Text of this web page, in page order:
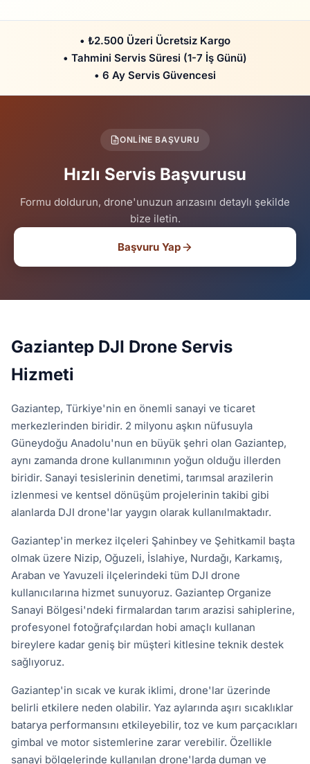
• ₺2.500 Üzeri Ücretsiz Kargo
• Tahmini Servis Süresi (1-7 İş Günü)
• 6 Ay Servis Güvencesi
ONLINE BAŞVURU
Hızlı Servis Başvurusu
Formu doldurun, drone'unuzun arızasını detaylı şekilde
bize iletin.
Başvuru Yap
Gaziantep DJI Drone Servis
Hizmeti
Gaziantep, Türkiye'nin en önemli sanayi ve ticaret
merkezlerinden biridir. 2 milyonu aşkın nüfusuyla
Güneydoğu Anadolu'nun en büyük şehri olan Gaziantep,
aynı zamanda drone kullanımının yoğun olduğu illerden
biridir. Sanayi tesislerinin denetimi, tarımsal arazilerin
izlenmesi ve kentsel dönüşüm projelerinin takibi gibi
alanlarda DJI drone'lar yaygın olarak kullanılmaktadır.
Gaziantep'in merkez ilçeleri Şahinbey ve Şehitkamil başta
olmak üzere Nizip, Oğuzeli, İslahiye, Nurdağı, Karkamış,
Araban ve Yavuzeli ilçelerindeki tüm DJI drone
kullanıcılarına hizmet sunuyoruz. Gaziantep Organize
Sanayi Bölgesi'ndeki firmalardan tarım arazisi sahiplerine,
profesyonel fotoğrafçılardan hobi amaçlı kullanan
bireylere kadar geniş bir müşteri kitlesine teknik destek
sağlıyoruz.
Gaziantep'in sıcak ve kurak iklimi, drone'lar üzerinde
belirli etkilere neden olabilir. Yaz aylarında aşırı sıcaklıklar
batarya performansını etkileyebilir, toz ve kum parçacıkları
gimbal ve motor sistemlerine zarar verebilir. Özellikle
sanayi bölgelerinde kullanılan drone'larda duman ve